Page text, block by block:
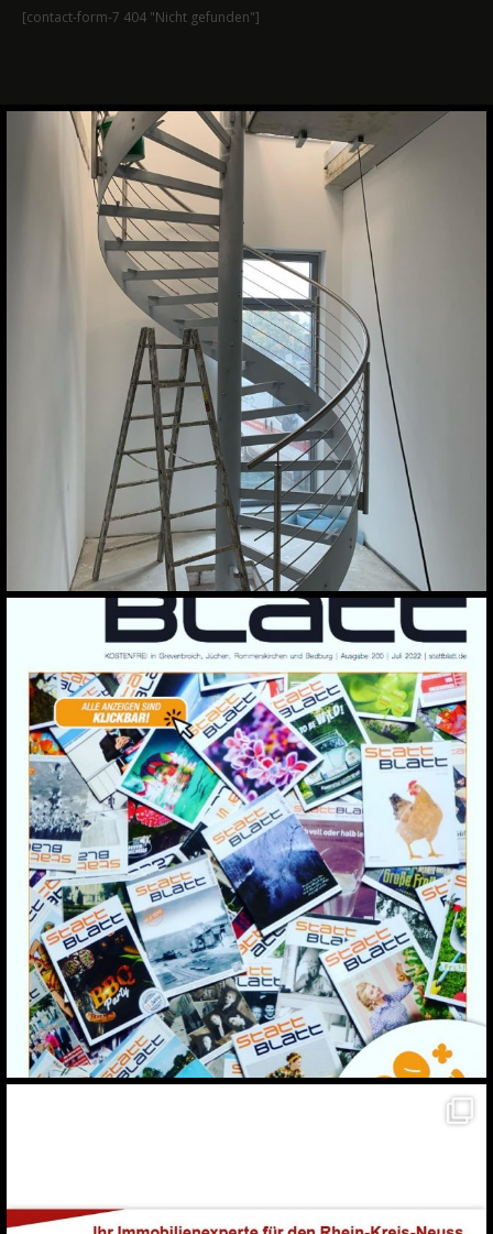
[contact-form-7 404 "Nicht gefunden"]